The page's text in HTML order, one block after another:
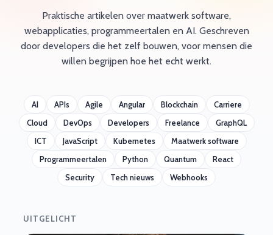
Praktische artikelen over maatwerk software,
webapplicaties, programmeertalen en AI. Geschreven
door developers die het zelf bouwen, voor mensen die
willen begrijpen hoe het echt werkt.
AI APIs Agile Angular Blockchain
Carriere
Cloud
DevOps Developers Freelance
GraphQL
ICT
JavaScript Kubernetes
Maatwerk software
Programmeertalen
Python Quantum
React
Security
Tech nieuws Webhooks
UITGELICHT